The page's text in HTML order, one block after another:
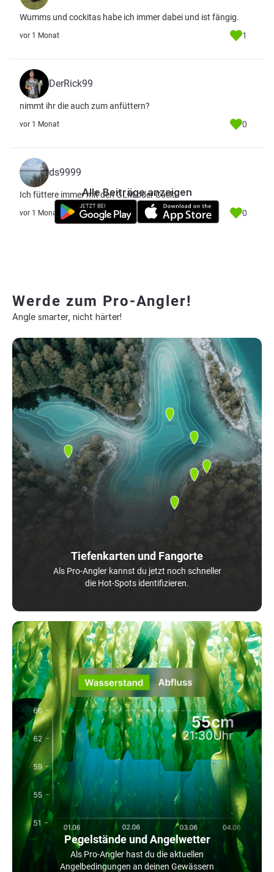
Wumms und cockitas habe ich immer dabei und ist fängig.
vor 1 Monat 1
DerRick99
nimmt ihr die auch zum anfüttern?
vor 1 Monat 0
ds9999
Ich füttere immer mit den GLM oder Cocki
vor 1 Monat 0
Alle Beiträge anzeigen
Werde zum Pro-Angler!
Angle smarter, nicht härter!
Tiefenkarten und Fangorte
Als Pro-Angler kannst du jetzt noch schneller
die Hot-Spots identifizieren.
Pegelstände und Angelwetter
Als Pro-Angler hast du die aktuellen
Angelbedingungen an deinen Gewässern